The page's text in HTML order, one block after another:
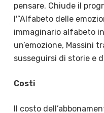
pensare. Chiude il
l'”Alfabeto delle
immaginario alfabeto
un’emozione, Massini
susseguirsi di storie e
Costi
Il costo